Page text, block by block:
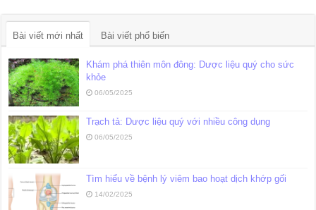
Bài viết mới nhất Bài viết phổ biến
Khám phá thiên môn đông: Dược liệu quý cho sức
khỏe
06/05/2025
Trạch tả: Dược liệu quý với nhiều công dụng
06/05/2025
Tìm hiểu về bệnh lý viêm bao hoạt dịch khớp gối
14/02/2025